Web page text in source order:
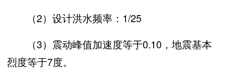
（2）设计洪水频率：1/25
（3）震动峰值加速度等于0.10，地震基本
烈度等于7度。